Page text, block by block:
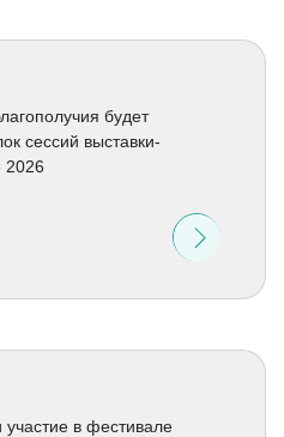
будет
сессий выставки-
в фестивале